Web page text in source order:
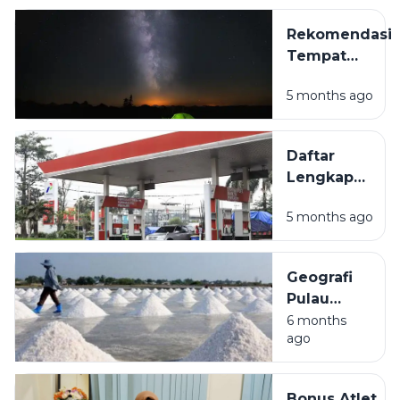
Rekomendasi
Tempat
di Sampang
Madura
Liburan Akhir
Pekan
5 months ago
Daftar
Lengkap
SPBU di
Sampang
dan
Fasilitasnya
5 months ago
Geografi
Pulau
Madura:
Mengulas
Kondisi
6 months
ago